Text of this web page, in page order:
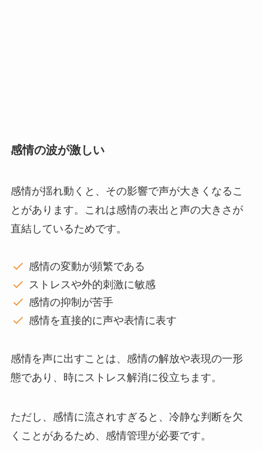
感情の波が激しい
感情が揺れ動くと、その影響で声が大きくなるこ
とがあります。これは感情の表出と声の大きさが
直結しているためです。
感情の変動が頻繁である
ストレスや外的刺激に敏感
感情の抑制が苦手
感情を直接的に声や表情に表す
感情を声に出すことは、感情の解放や表現の一形
態であり、時にストレス解消に役立ちます。
ただし、感情に流されすぎると、冷静な判断を欠
くことがあるため、感情管理が必要です。